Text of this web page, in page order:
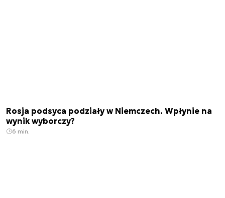
Rosja podsyca podziały w Niemczech. Wpłynie na
wynik wyborczy?
6 min.